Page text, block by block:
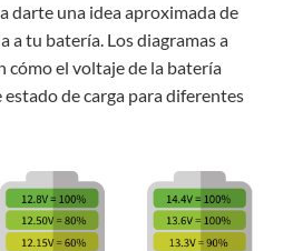
darte una idea aproximada de
a tu batería. Los diagramas a
el voltaje de la batería
de carga para diferentes